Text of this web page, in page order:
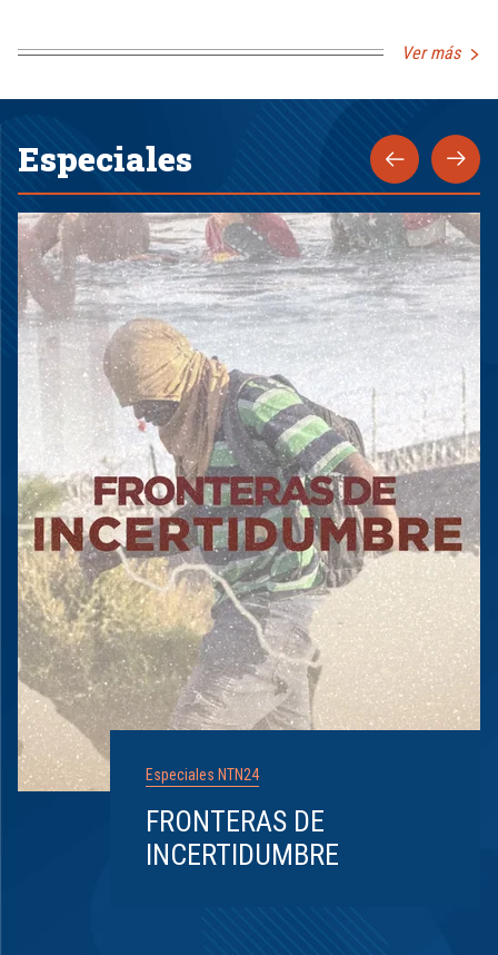
Ver más
Especiales
Especiales NTN24
FRONTERAS DE
INCERTIDUMBRE